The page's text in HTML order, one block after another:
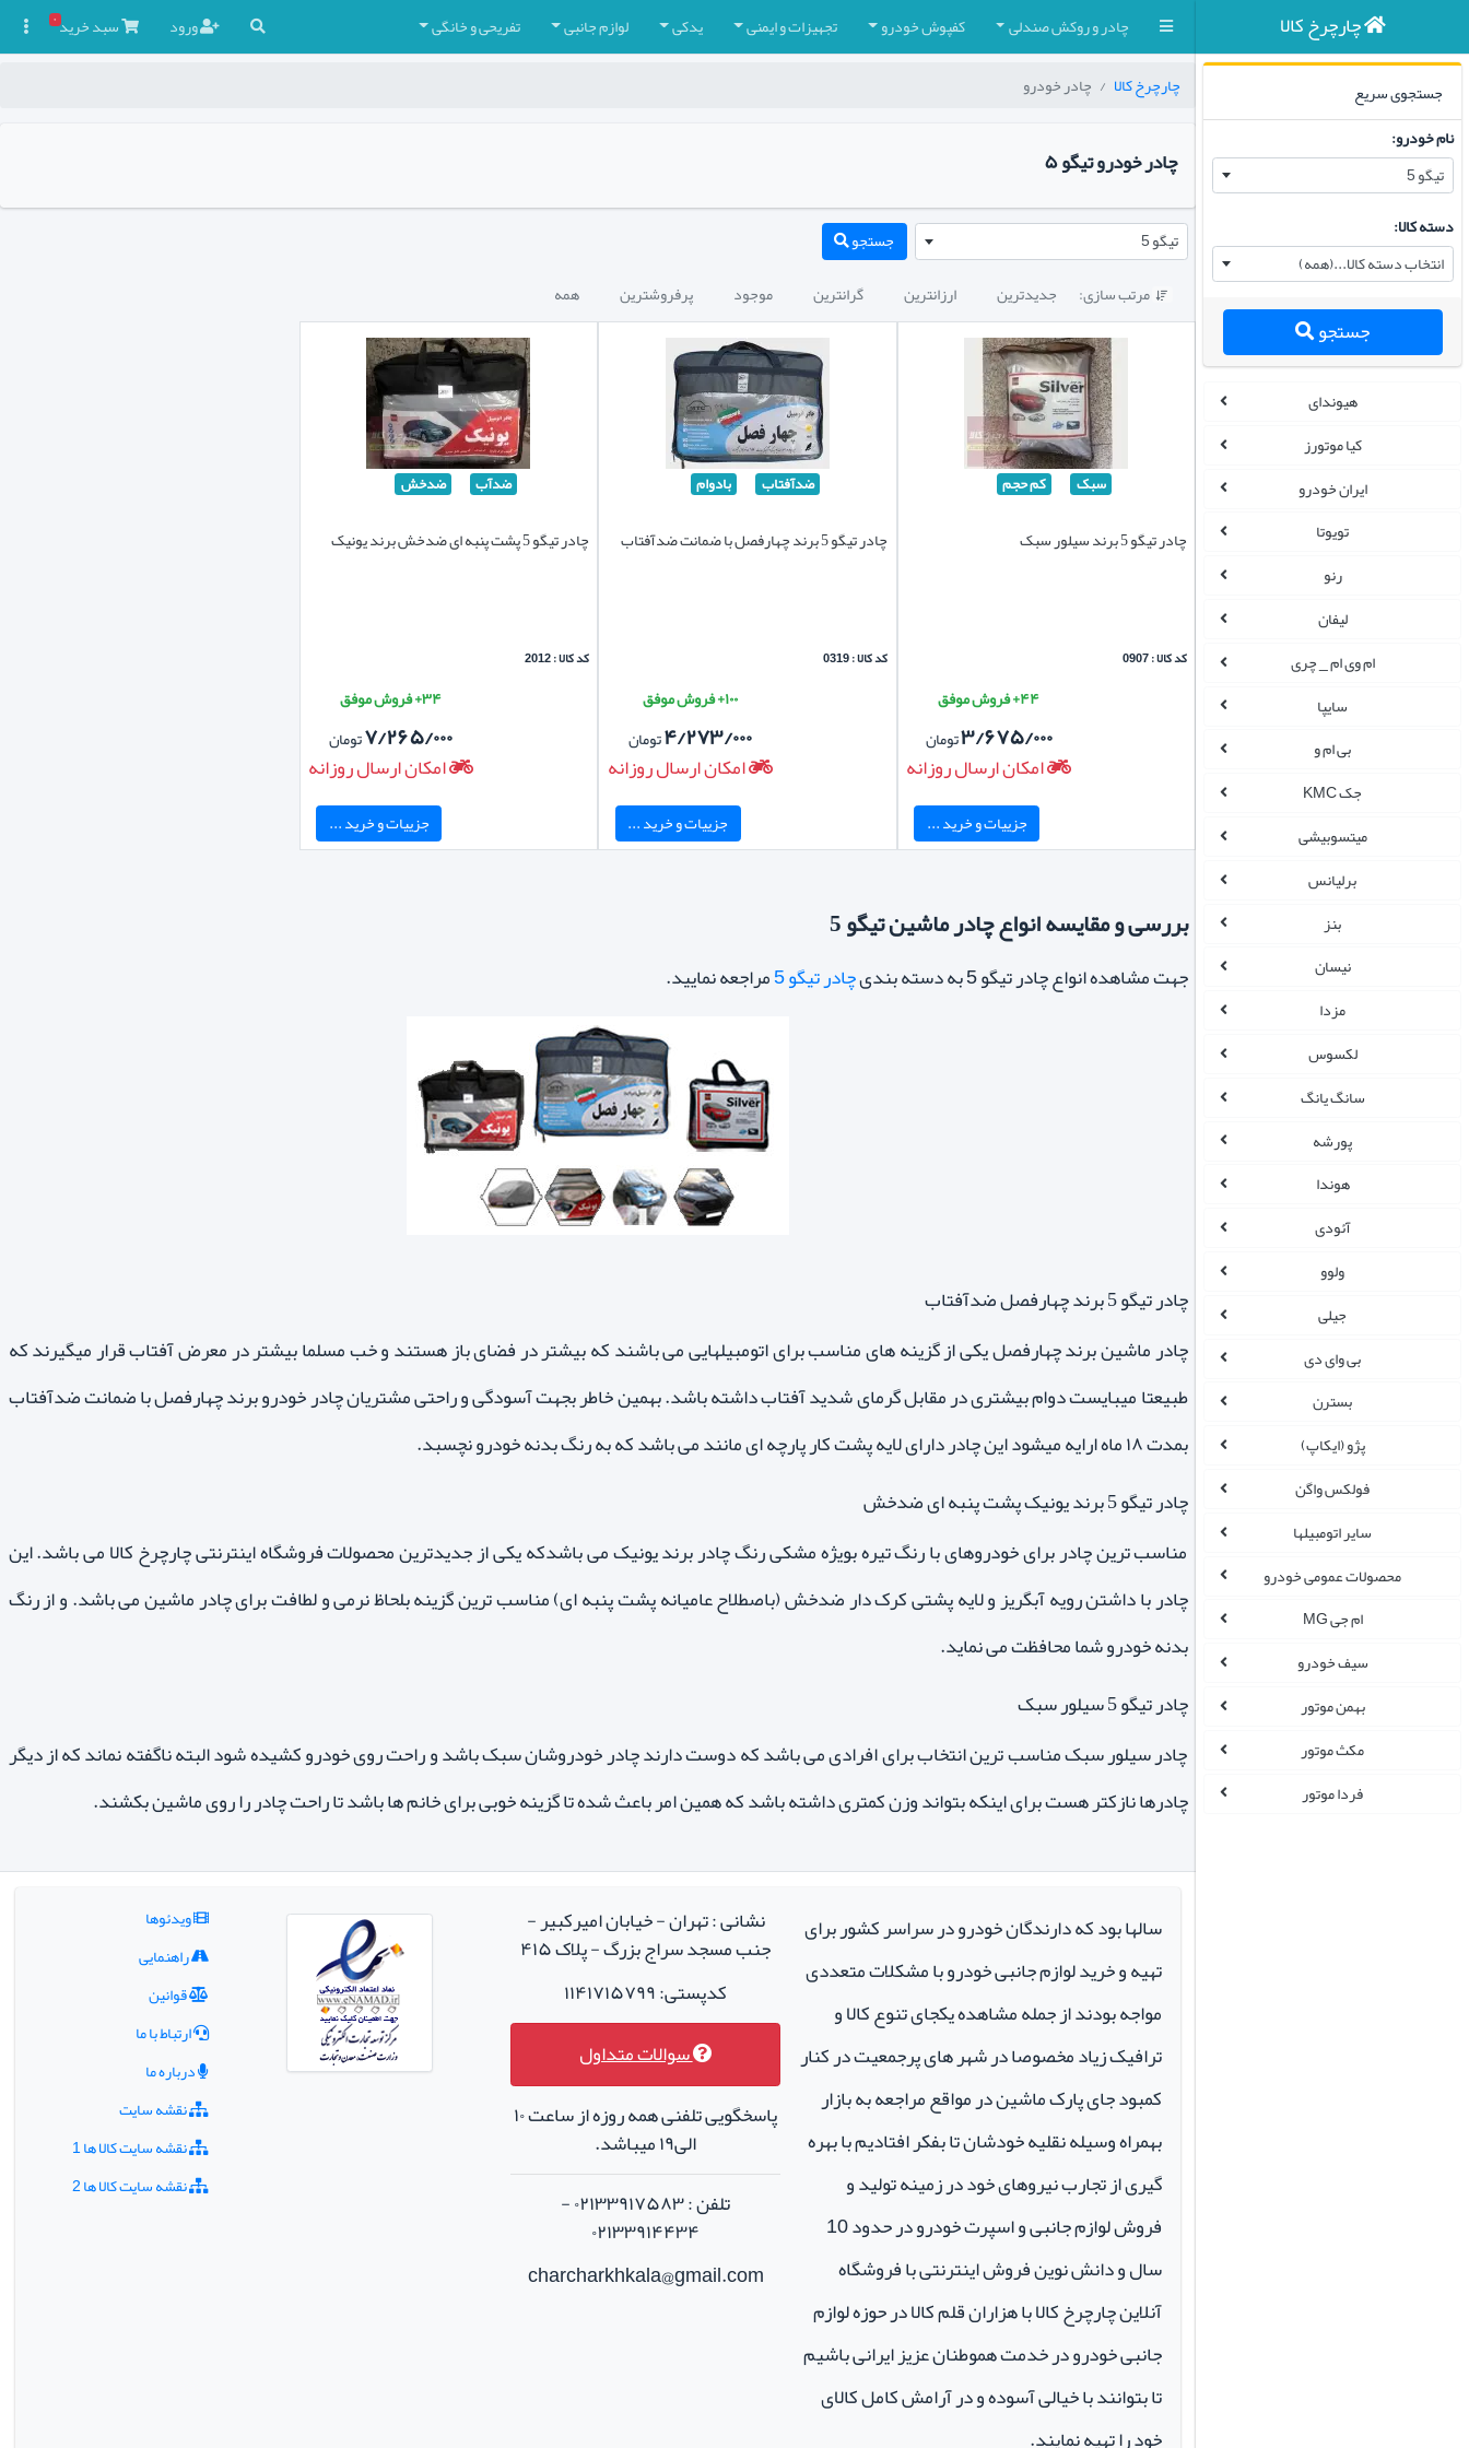
چادر و روکش صندلی کفپوش خودرو تجهیزات و ایمنی یدکی لوازم جانبی تفریحی و خانگی ورود سبدخرید۰ چارچرخ کالا
جستجوی سریع
نام خودرو:
تیگو 5
دسته کالا:
انتخاب دسته کالا...(همه)
جستجو
هیوندای
کیا موتورز
ایران خودرو
تویوتا
رنو
لیفان
ام وی ام _ چری
سایپا
بی ام و
جک KMC
میتسوبیشی
برلیانس
بنز
نیسان
مزدا
لکسوس
سانگ یانگ
پورشه
هوندا
آئودی
ولوو
جیلی
بی وای دی
بسترن
پژو (ایکاپ)
فولکس واگن
سایر اتومبیلها
محصولات عمومی خودرو
ام جی MG
سیف خودرو
بهمن موتور
مکث موتور
فردا موتور
چارچرخ کالا چادر خودرو
چادر خودرو تیگو ۵
تیگو 5 جستجو
 مرتب سازی: جدیدترین ارزانترین گرانترین موجود پرفروشترین همه
سبک کم حجم
چادر تیگو 5 برند سیلور سبک
کد کالا : 0907
۴۴+ فروش موفق
۳/۶۷۵/۰۰۰تومان
امکان ارسال روزانه
جزییات و خرید ...
ضدآفتاب بادوام
چادر تیگو 5 برند چهارفصل با ضمانت ضدآفتاب
کد کالا : 0319
۱۰۰+ فروش موفق
۴/۲۷۳/۰۰۰تومان
امکان ارسال روزانه
جزییات و خرید ...
ضدآب ضدخش
چادر تیگو 5 پشت پنبه ای ضدخش برند یونیک
کد کالا : 2012
۳۴+ فروش موفق
۷/۲۶۵/۰۰۰تومان
امکان ارسال روزانه
جزییات و خرید ...
بررسی و مقایسه انواع چادر ماشین تیگو 5
جهت مشاهده انواع چادر تیگو 5 به دسته بندی چادر تیگو 5 مراجعه نمایید.
چادر تیگو 5 برند چهارفصل ضدآفتاب
چادر ماشین برند چهارفصل یکی از گزینه های مناسب برای اتومبیلهایی می باشند که بیشتر در فضای باز هستند و خب مسلما بیشتر در معرض آفتاب قرار میگیرند که
طبیعتا میبایست دوام بیشتری در مقابل گرمای شدید آفتاب داشته باشد. بهمین خاطر بجهت آسودگی و راحتی مشتریان چادر خودرو برند چهارفصل با ضمانت ضدآفتاب
بمدت ۱۸ ماه ارایه میشود این چادر دارای لایه پشت کار پارچه ای مانند می باشد که به رنگ بدنه خودرو نچسبد.
چادر تیگو 5 برند یونیک پشت پنبه ای ضدخش
مناسب ترین چادر برای خودروهای با رنگ تیره بویژه مشکی رنگ چادر برند یونیک می باشدکه یکی از جدیدترین محصولات فروشگاه اینترنتی چارچرخ کالا می باشد. این
چادر با داشتن رویه آبگریز و لایه پشتی کرک دار ضدخش (باصطلاح عامیانه پشت پنبه ای) مناسب ترین گزینه بلحاظ نرمی و لطافت برای چادر ماشین می باشد. و از رنگ
بدنه خودرو شما محافظت می نماید.
چادر تیگو 5 سیلور سبک
چادر سیلور سبک مناسب ترین انتخاب برای افرادی می باشد که دوست دارند چادر خودروشان سبک باشد و راحت روی خودرو کشیده شود البته ناگفته نماند که از دیگر
چادرها نازکتر هست برای اینکه بتواند وزن کمتری داشته باشد که همین امر باعث شده تا گزینه خوبی برای خانم ها باشد تا راحت چادر را روی ماشین بکشند.
سالها بود که دارندگان خودرو در سراسر کشور برای
تهیه و خرید لوازم جانبی خودرو با مشکلات متعددی
مواجه بودند از جمله مشاهده یکجای تنوع کالا و
ترافیک زیاد مخصوصا در شهر های پرجمعیت در کنار
کمبود جای پارک ماشین در مواقع مراجعه به بازار
بهمراه وسیله نقلیه خودشان تا بفکر افتادیم با بهره
گیری از تجارب نیروهای خود در زمینه تولید و
فروش لوازم جانبی و اسپرت خودرو در حدود 10
سال و دانش نوین فروش اینترنتی با فروشگاه
آنلاین چارچرخ کالا با هزاران قلم کالا در حوزه لوازم
جانبی خودرو در خدمت هموطنان عزیز ایرانی باشیم
تا بتوانند با خیالی آسوده و در آرامش کامل کالای
خود را تهیه نمایند.
نشانی : تهران - خیابان امیرکبیر -
جنب مسجد سراج بزرگ - پلاک ۴۱۵
کدپستی: ۱۱۴۱۷۱۵۷۹۹
سوالات متداول
پاسخگویی تلفنی همه روزه از ساعت ۱۰
الی۱۹ میباشد.
تلفن : ۰۲۱۳۳۹۱۷۵۸۳ -
۰۲۱۳۳۹۱۴۴۳۴
charcharkhkala@gmail.com
ویدئوها
راهنمایی
قوانین
ارتباط با ما
درباره ما
نقشه سایت
نقشه سایت کالا ها 1
نقشه سایت کالا ها 2